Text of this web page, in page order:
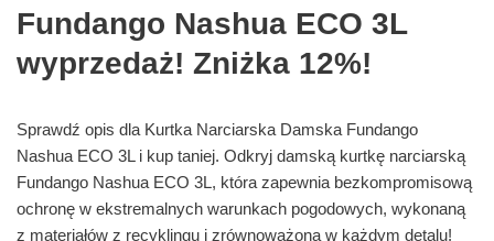
Fundango Nashua ECO 3L
wyprzedaż! Zniżka 12%!
Sprawdź opis dla Kurtka Narciarska Damska Fundango
Nashua ECO 3L i kup taniej. Odkryj damską kurtkę narciarską
Fundango Nashua ECO 3L, która zapewnia bezkompromisową
ochronę w ekstremalnych warunkach pogodowych, wykonaną
z materiałów z recyklingu i zrównoważoną w każdym detalu!